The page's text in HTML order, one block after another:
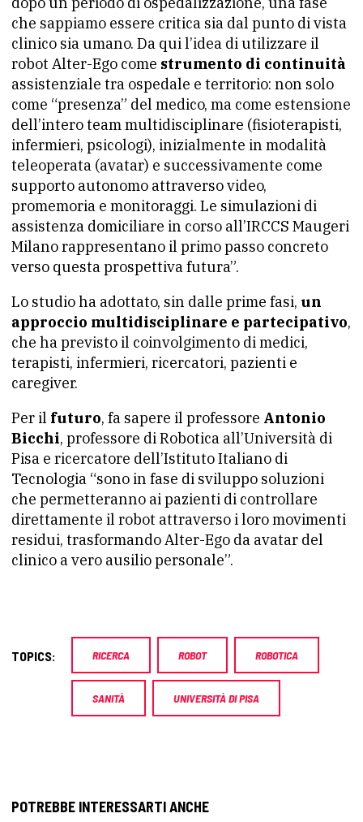
che sappiamo essere critica sia dal punto di vista
clinico sia umano. Da qui l’idea di utilizzare il
robot Alter-Ego come strumento di continuità
assistenziale tra ospedale e territorio: non solo
come “presenza” del medico, ma come estensione
dell’intero team multidisciplinare (fisioterapisti,
infermieri, psicologi), inizialmente in modalità
teleoperata (avatar) e successivamente come
supporto autonomo attraverso video,
promemoria e monitoraggi. Le simulazioni di
assistenza domiciliare in corso all’IRCCS Maugeri
Milano rappresentano il primo passo concreto
verso questa prospettiva futura”.
Lo studio ha adottato, sin dalle prime fasi, un
approccio multidisciplinare e partecipativo,
che ha previsto il coinvolgimento di medici,
terapisti, infermieri, ricercatori, pazienti e
caregiver.
Per il futuro, fa sapere il professore Antonio
Bicchi, professore di Robotica all’Università di
Pisa e ricercatore dell’Istituto Italiano di
Tecnologia “sono in fase di sviluppo soluzioni
che permetteranno ai pazienti di controllare
direttamente il robot attraverso i loro movimenti
residui, trasformando Alter-Ego da avatar del
clinico a vero ausilio personale”.
TOPICS: RICERCA ROBOT ROBOTICA
SANITÀ UNIVERSITÀ DI PISA
POTREBBE INTERESSARTI ANCHE